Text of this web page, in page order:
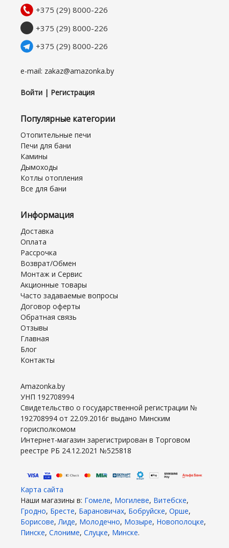
+375 (29) 8000-226
+375 (29) 8000-226
+375 (29) 8000-226
e-mail: zakaz@amazonka.by
Войти | Регистрация
Популярные категории
Отопительные печи
Печи для бани
Камины
Дымоходы
Котлы отопления
Все для бани
Информация
Доставка
Оплата
Рассрочка
Возврат/Обмен
Монтаж и Сервис
Акционные товары
Часто задаваемые вопросы
Договор оферты
Обратная связь
Отзывы
Главная
Блог
Контакты
Amazonka.by
УНП 192708994
Свидетельство о государственной регистрации №
192708994 от 22.09.2016г выдано Минским
горисполкомом
Интернет-магазин зарегистрирован в Торговом
реестре РБ 24.12.2021 №525818
Карта сайта
Наши магазины в: Гомеле, Могилеве, Витебске,
Гродно, Бресте, Барановичах, Бобруйске, Орше,
Борисове,Лиде, Молодечно, Мозыре, Новополоцке,
Пинске, Слониме, Слуцке, Минске.